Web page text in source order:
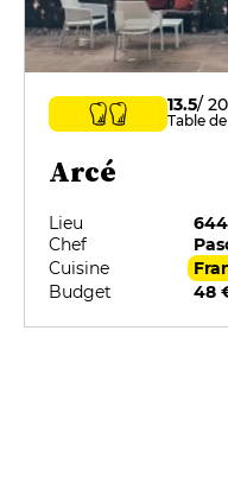
13.5/ 20
Table
Arcé
Lieu
Chef
Cuisine
Budget
48